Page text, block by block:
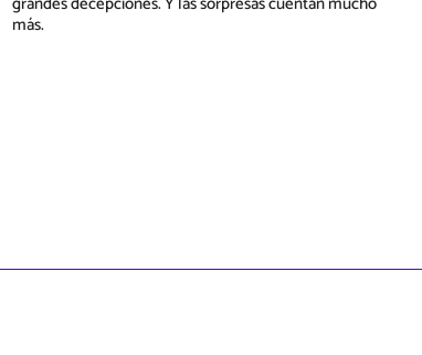
más.